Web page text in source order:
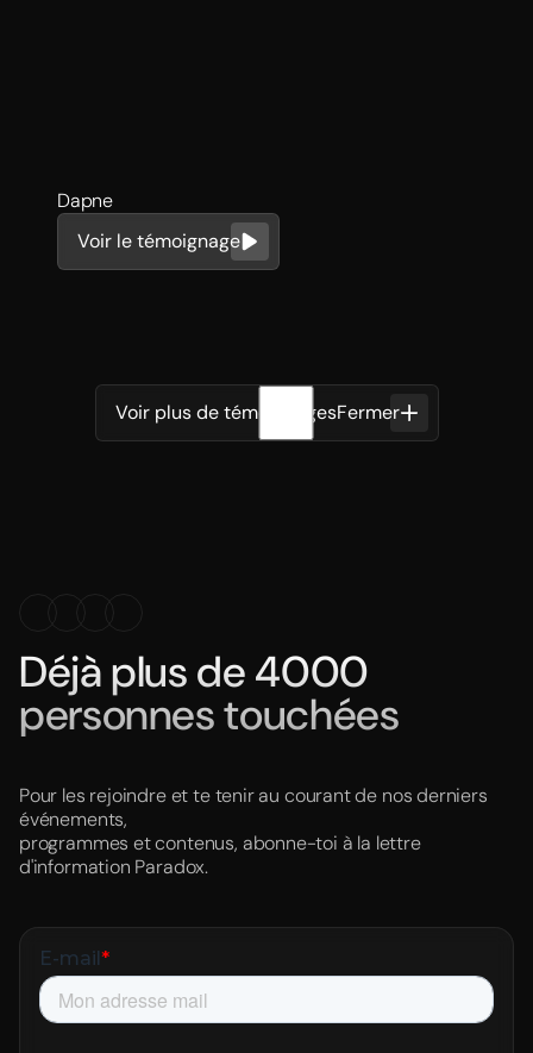
Dapne
Voir le témoignage
Frederic
Watch testimonial (FR)
Watch testimonial (FR)
Voir plus de témoignagesFermer
Déjà plus de 4000
personnes touchées
Pour les rejoindre et te tenir au courant de nos derniers
événements,
programmes et contenus, abonne-toi à la lettre
d'information Paradox.